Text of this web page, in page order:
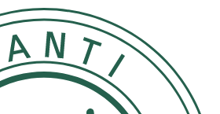
Phenoxyethanol, Parfum,
Ethylhexylglycerin, Humulus
Coccinellifera Flower Extract.